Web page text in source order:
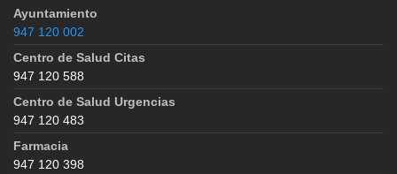
Ayuntamiento
947 120 002
Centro de Salud Citas
947 120 588
Centro de Salud Urgencias
947 120 483
Farmacia
947 120 398